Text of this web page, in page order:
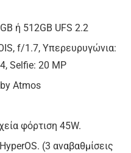
ή 512GB UFS 2.2
f/1.7, Υπερευρυγώνια:
Selfie: 20 MP
Atmos
φόρτιση 45W.
(3 αναβαθμίσεις